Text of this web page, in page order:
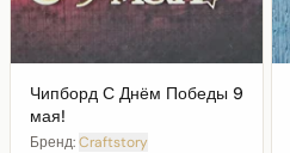
Чипборд С Днём Победы 9
мая!
Бренд:Craftstory